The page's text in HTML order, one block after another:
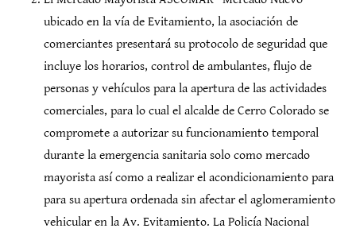
ubicado en la vía de Evitamiento, la asociación de
comerciantes presentará su protocolo de seguridad que
incluye los horarios, control de ambulantes, flujo de
personas y vehículos para la apertura de las actividades
comerciales, para lo cual el alcalde de Cerro Colorado se
compromete a autorizar su funcionamiento temporal
durante la emergencia sanitaria solo como mercado
mayorista así como a realizar el acondicionamiento para
para su apertura ordenada sin afectar el aglomeramiento
vehicular en la Av. Evitamiento. La Policía Nacional